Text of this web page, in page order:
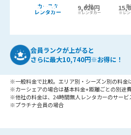
最大9,440円お得!
6,400円 9,020円
カースタ
レンタカー
A社
※レンタカー ※レン
会員ランクが上がると
さらに最大10,740円※お得に！
※一般料金で比較。エリア別・シーズン別の料金
※カーシェアの場合は基本料金+距離ごとの別途
※他社の料金は、24時間無人レンタカーのサービ
※プラチナ会員の場合